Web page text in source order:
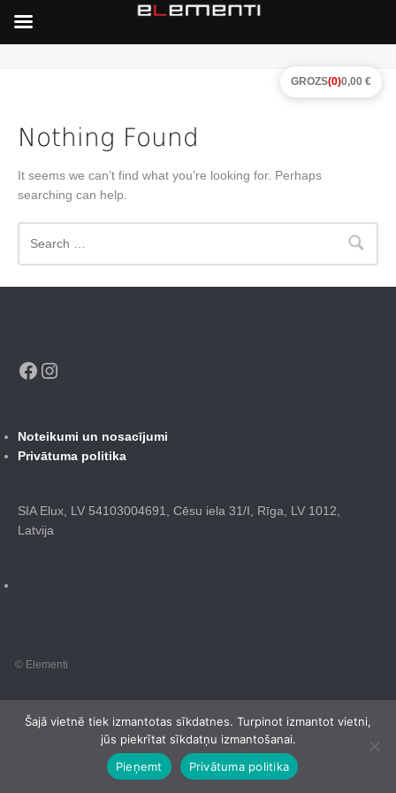
Nothing Found
It seems we can’t find what you’re looking for. Perhaps
searching can help.
Facebook
Noteikumi un nosacījumi
Privātuma politika
SIA Elux, LV 54103004691, Cēsu iela 31/I, Rīga, LV 1012,
Latvija
© Elementi
Šajā vietnē tiek izmantotas sīkdatnes. Turpinot izmantot vietni,
jūs piekrītat sīkdatņu izmantošanai.
Pieņemt
Privātuma politika
GROZS(0)0,00 €